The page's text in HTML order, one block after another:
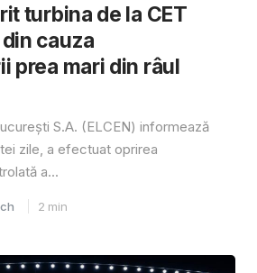
turbina de la CET
cauza
prea mari din râul
S.A. (ELCEN) informează
zile, a efectuat oprirea
a...
2 min